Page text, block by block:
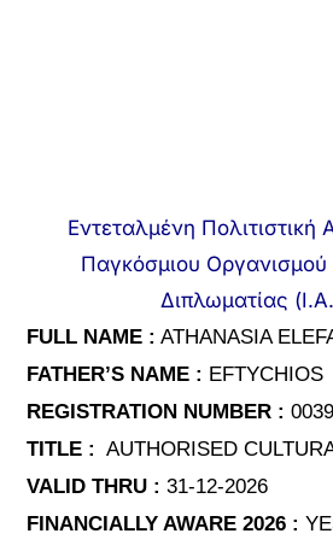
Εντεταλμένη Πολιτιστική
Παγκόσμιου Οργανισμού
Διπλωματίας
FULL NAME : ATHANASIA
FATHER’S NAME : EFTYCHIOS
REGISTRATION NUMBER :
TITLE : AUTHORISED
VALID THRU : 31-12-2026
FINANCIALLY AWARE 2026 :